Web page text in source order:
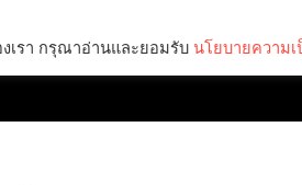
เรา กรุณาอ่านและยอมรับ นโยบายความ